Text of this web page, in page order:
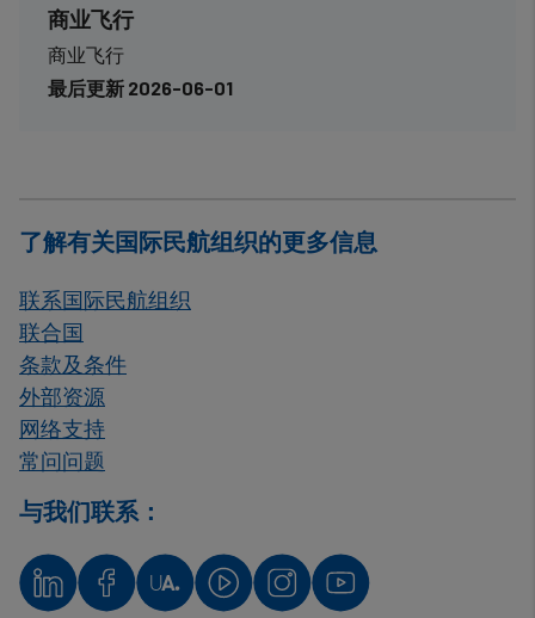
商业飞行
商业飞行
最后更新 2026-06-01
了解有关国际民航组织的更多信息
联系国际民航组织
联合国
条款及条件
外部资源
网络支持
常问问题
与我们联系：